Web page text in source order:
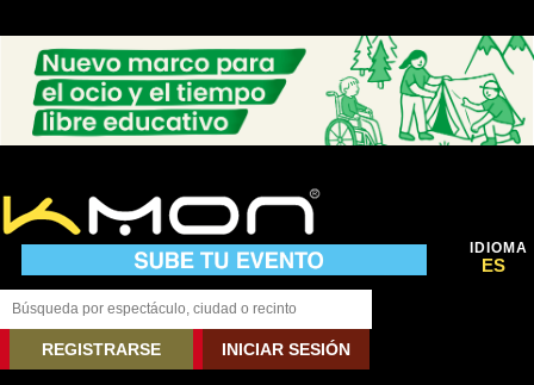
IDIOMA
ES
REGISTRARSE INICIAR SESIÓN